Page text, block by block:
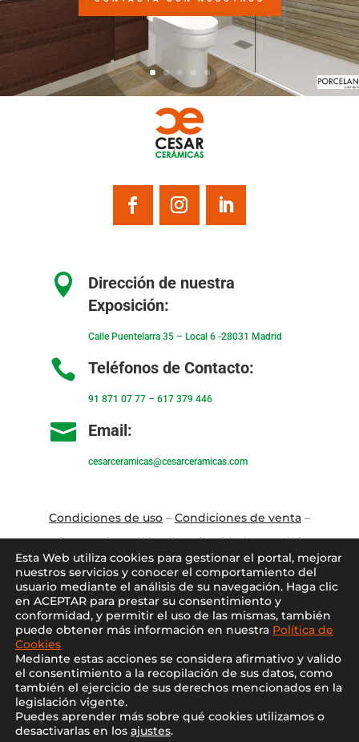

Dirección de nuestra
Exposición:
Calle Puentelarra 35 – Local 6 -28031 Madrid
 Teléfonos de Contacto:
91 871 07 77– 617 379 446
 Email:
cesarceramicas@cesarceramicas.com
Condiciones de uso– Condiciones de venta–
Aviso Legal–Política de privacidad –Política
de cookies
Blog–Contacto–Conócenos –Mi Cuenta
2021 ©Cesar Cerámicas
Esta Web utiliza cookies para gestionar el portal, mejorar
nuestros servicios y conocer el comportamiento del
usuario mediante el análisis de su navegación. Haga clic
en ACEPTAR para prestar su consentimiento y
conformidad, y permitir el uso de las mismas, también
puede obtener más información en nuestra Política de
Cookies
Mediante estas acciones se considera afirmativo y valido
el consentimiento a la recopilación de sus datos, como
también el ejercicio de sus derechos mencionados en la
legislación vigente.
Puedes aprender más sobre qué cookies utilizamos o
desactivarlas en los ajustes.